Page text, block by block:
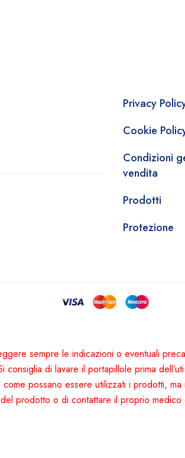
Privacy
Cookie
Condizioni
vendita
Prodotti
Protezione
sempre le indicazioni o eventuali
di lavare il portapillole prima
possano essere utilizzati i prodotti,
prodotto o di contattare il proprio medico